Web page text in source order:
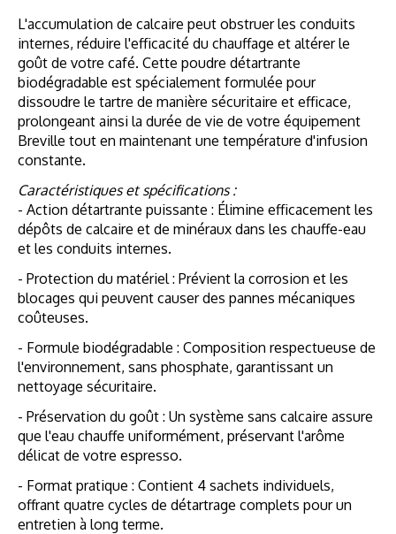
L'accumulation de calcaire peut obstruer les conduits
internes, réduire l'efficacité du chauffage et altérer le
goût de votre café. Cette poudre détartrante
biodégradable est spécialement formulée pour
dissoudre le tartre de manière sécuritaire et efficace,
prolongeant ainsi la durée de vie de votre équipement
Breville tout en maintenant une température d'infusion
constante.
Caractéristiques et spécifications :
- Action détartrante puissante : Élimine efficacement les
dépôts de calcaire et de minéraux dans les chauffe-eau
et les conduits internes.
- Protection du matériel : Prévient la corrosion et les
blocages qui peuvent causer des pannes mécaniques
coûteuses.
- Formule biodégradable : Composition respectueuse de
l'environnement, sans phosphate, garantissant un
nettoyage sécuritaire.
- Préservation du goût : Un système sans calcaire assure
que l'eau chauffe uniformément, préservant l'arôme
délicat de votre espresso.
- Format pratique : Contient 4 sachets individuels,
offrant quatre cycles de détartrage complets pour un
entretien à long terme.